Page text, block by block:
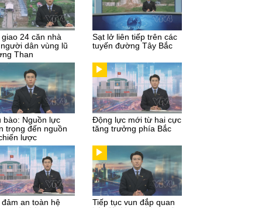
giao 24 căn nhà
dân vùng lũ
Than
Sạt lở liên tiếp trên các
tuyến đường Tây Bắc
bào: Nguồn lực
trọng đến nguồn
lược
Động lực mới từ hai cực
tăng trưởng phía Bắc
đảm an toàn hệ
Tiếp tục vun đắp quan